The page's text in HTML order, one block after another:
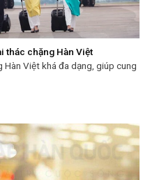
thác chặng Hàn Việt
Việt khá đa dạng, giúp cung